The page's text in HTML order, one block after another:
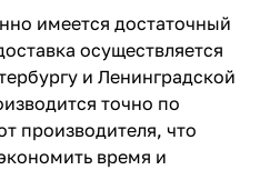
имеется достаточный
осуществляется
и Ленинградской
точно по
производителя, что
время и